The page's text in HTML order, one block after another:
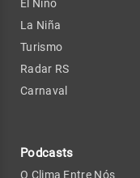
El Niño
La Niña
Turismo
Radar RS
Carnaval
Podcasts
O Clima Entre Nós